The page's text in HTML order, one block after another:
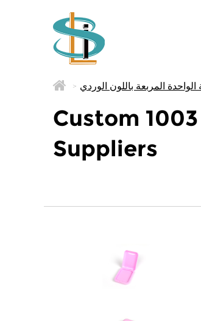
>
Custom 1003 علبة ظلال العيون ذات الشبكة الواحدة المربعة باللون الوردي
Suppliers